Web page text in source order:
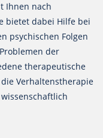
Ihnen nach
bietet dabei Hilfe bei
psychischen Folgen
der
therapeutische
Verhaltenstherapie